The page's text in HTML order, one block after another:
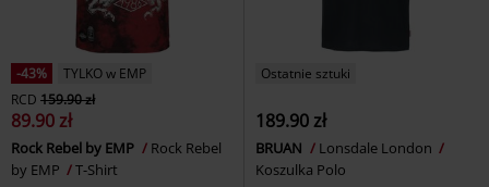
-43%
TYLKO w EMP
RCD 159.90 zł
89.90 zł
Rock Rebel by EMP
Rock Rebel
by EMP
T-Shirt
Ostatnie sztuki
189.90 zł
BRUAN
Lonsdale London
Koszulka Polo